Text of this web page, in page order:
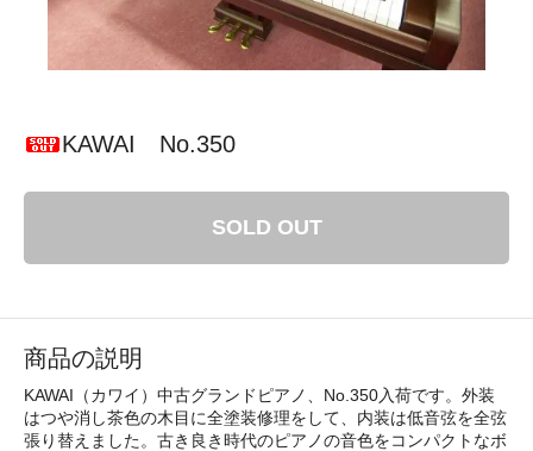
KAWAI No.350
SOLD OUT
商品の説明
KAWAI（カワイ）中古グランドピアノ、No.350入荷です。外装
はつや消し茶色の木目に全塗装修理をして、内装は低音弦を全弦
張り替えました。古き良き時代のピアノの音色をコンパクトなボ